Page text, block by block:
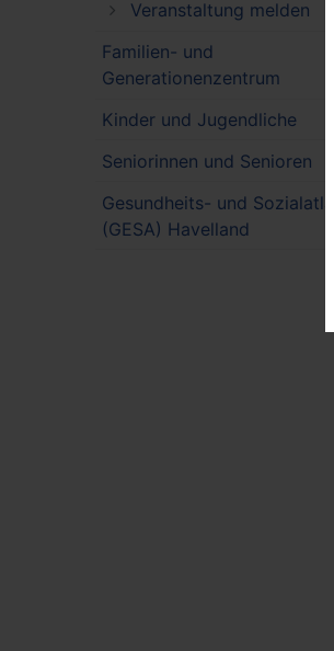
Veranstaltung melden
Familien- und
Generationenzentrum
Kinder und Jugendliche
Seniorinnen und Senioren
Gesundheits- und Sozialatlas
(GESA) Havelland